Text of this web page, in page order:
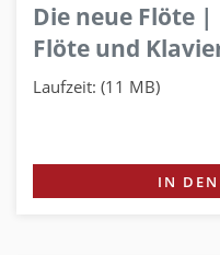
Die neue Flöte
Flöte und
Laufzeit: (11 MB)
IN DEN